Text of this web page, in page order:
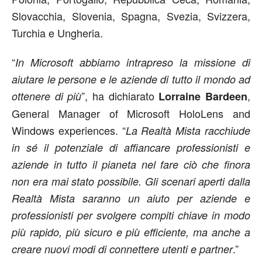
Slovacchia, Slovenia, Spagna, Svezia, Svizzera,
Turchia e Ungheria.
“In Microsoft abbiamo intrapreso la missione di
aiutare le persone e le aziende di tutto il mondo ad
ottenere di più”, ha dichiarato Lorraine Bardeen,
General Manager of Microsoft HoloLens and
Windows experiences. “La Realtà Mista racchiude
in sé il potenziale di affiancare professionisti e
aziende in tutto il pianeta nel fare ciò che finora
non era mai stato possibile. Gli scenari aperti dalla
Realtà Mista saranno un aiuto per aziende e
professionisti per svolgere compiti chiave in modo
più rapido, più sicuro e più efficiente, ma anche a
creare nuovi modi di connettere utenti e partner.”